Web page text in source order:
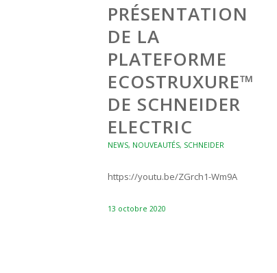
PRÉSENTATION
DE LA
PLATEFORME
ECOSTRUXURE™
DE SCHNEIDER
ELECTRIC
NEWS, NOUVEAUTÉS, SCHNEIDER
https://youtu.be/ZGrch1-Wm9A
13 octobre 2020